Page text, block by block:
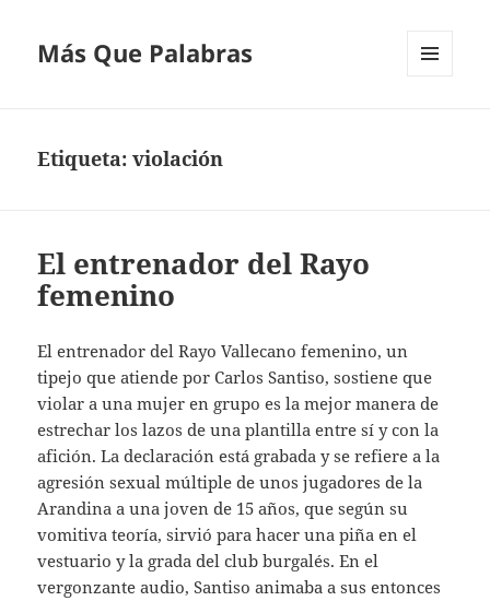
Más Que Palabras
Etiqueta:violación
El entrenador del Rayo
femenino
El entrenador del Rayo Vallecano femenino, un
tipejo que atiende por Carlos Santiso, sostiene que
violar a una mujer en grupo es la mejor manera de
estrechar los lazos de una plantilla entre sí y con la
afición. La declaración está grabada y se refiere a la
agresión sexual múltiple de unos jugadores de la
Arandina a una joven de 15 años, que según su
vomitiva teoría, sirvió para hacer una piña en el
vestuario y la grada del club burgalés. En el
vergonzante audio, Santiso animaba a sus entonces